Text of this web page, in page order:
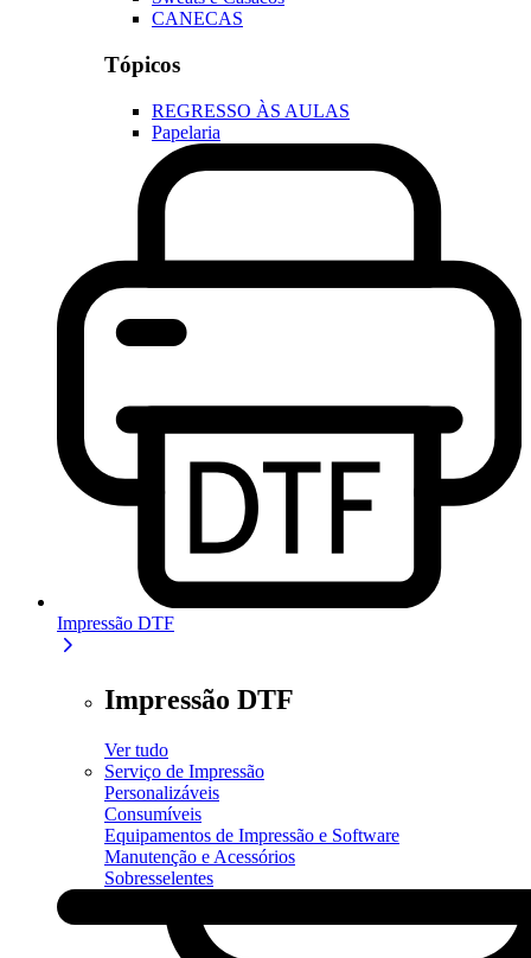
CANECAS
Tópicos
REGRESSO ÀS AULAS
Papelaria
Impressão DTF
Impressão DTF
Ver tudo
Serviço de Impressão
Personalizáveis
Consumíveis
Equipamentos de Impressão e Software
Manutenção e Acessórios
Sobresselentes